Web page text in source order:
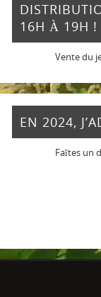
16H À 19H !
Vente du
EN 2024,
Faîtes un